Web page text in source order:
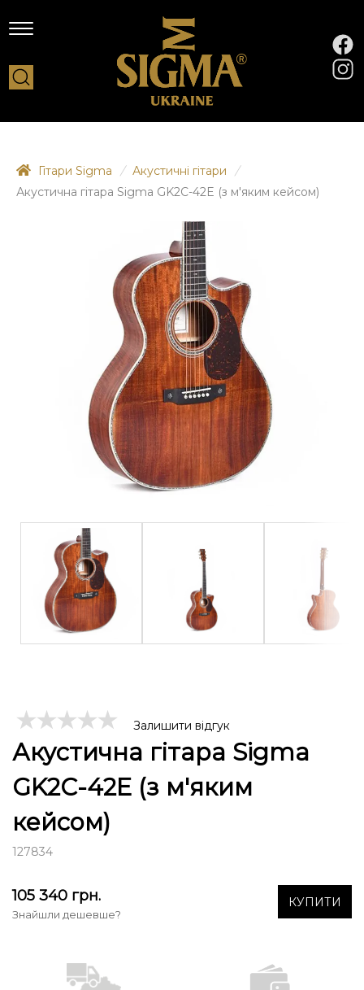
Гітари Sigma / Акустичні гітари
/
Акустична гітара Sigma GK2C-42E (з м'яким кейсом)
Залишити відгук
Акустична гітара Sigma
GK2C-42E (з м'яким
кейсом)
127834
105 340 грн.
Знайшли дешевше?
КУПИТИ